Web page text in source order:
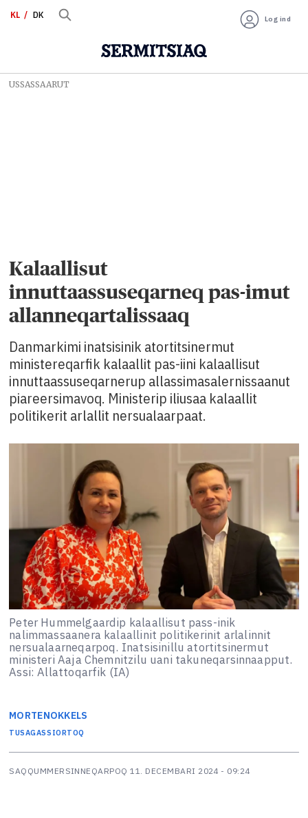
KL DK Log ind
USSASSAARUT
Kalaallisut
innuttaassuseqarneq pas-imut
allanneqartalissaaq
Danmarkimi inatsisinik atortitsinermut
ministereqarfik kalaallit pas-iini kalaallisut
innuttaassuseqarnerup allassimasalernissaanut
piareersimavoq. Ministerip iliusaa kalaallit
politikerit arlallit nersualaarpaat.
Peter Hummelgaardip kalaallisut pass-inik
nalimmassaanera kalaallinit politikerinit arlalinnit
nersualaarneqarpoq. Inatsisinillu atortitsinermut
ministeri Aaja Chemnitzilu uani takuneqarsinnaapput.
Assi: Allattoqarfik (IA)
MORTENOKKELS
TUSAGASSIORTOQ
SAQQUMMERSINNEQARPOQ 11. DECEMBARI 2024 - 09:24